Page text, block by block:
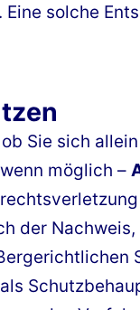
solche
Sie sich
möglich –
der